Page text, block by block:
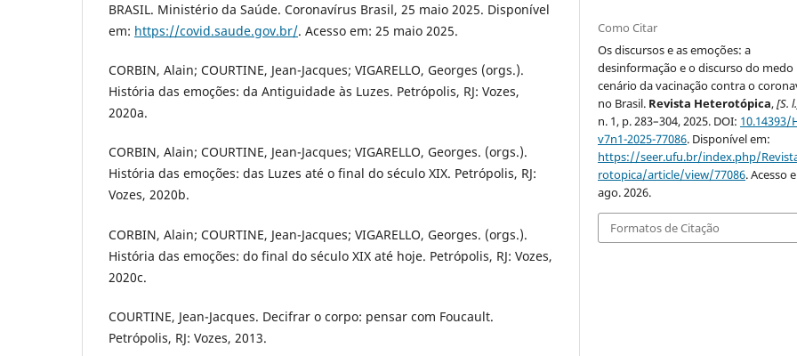
BRASIL. Ministério da Saúde. Coronavírus Brasil, 25 maio 2025. Disponível
em: https://covid.saude.gov.br/. Acesso em: 25 maio 2025.
CORBIN, Alain; COURTINE, Jean-Jacques; VIGARELLO, Georges (orgs.).
História das emoções: da Antiguidade às Luzes. Petrópolis, RJ: Vozes,
2020a.
CORBIN, Alain; COURTINE, Jean-Jacques; VIGARELLO, Georges. (orgs.).
História das emoções: das Luzes até o final do século XIX. Petrópolis, RJ:
Vozes, 2020b.
CORBIN, Alain; COURTINE, Jean-Jacques; VIGARELLO, Georges. (orgs.).
História das emoções: do final do século XIX até hoje. Petrópolis, RJ: Vozes,
2020c.
COURTINE, Jean-Jacques. Decifrar o corpo: pensar com Foucault.
Petrópolis, RJ: Vozes, 2013.
Como Citar
Os discursos e as emoções: a
desinformação e o discurso do medo
cenário da vacinação contra o
no Brasil. Revista Heterotópica,[S.
n. 1, p. 283–304, 2025. DOI: 10.14393/
v7n1-2025-77086. Disponível em:
https://seer.ufu.br/index.php/
rotopica/article/view/77086. Acesso
ago. 2026.
Formatos de Citação